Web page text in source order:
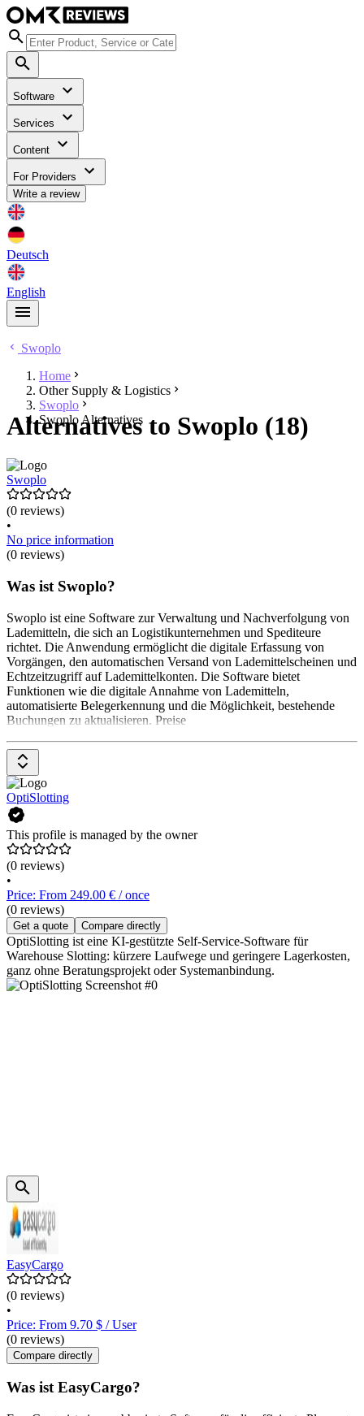
Software
Services
Content
For Providers
Write a review
Deutsch
English
Swoplo
Home
Other Supply & Logistics
Swoplo
Swoplo Alternatives
Alternatives to Swoplo (18)
Swoplo
(0 reviews)
•
No price information
(0 reviews)
Was ist Swoplo?
Swoplo ist eine Software zur Verwaltung und Nachverfolgung von
Lademitteln, die sich an Logistikunternehmen und Spediteure
richtet. Die Anwendung ermöglicht die digitale Erfassung von
Vorgängen, den automatischen Versand von Lademittelscheinen und
Echtzeitzugriff auf Lademittelkonten. Die Software bietet
Funktionen wie die digitale Annahme von Lademitteln,
automatisierte Belegerkennung und die Möglichkeit, bestehende
Buchungen zu aktualisieren. Preise
OptiSlotting
This profile is managed by the owner
(0 reviews)
•
Price: From 249.00 € / once
(0 reviews)
Get a quote Compare directly
OptiSlotting ist eine KI-gestützte Self-Service-Software für
Warehouse Slotting: kürzere Laufwege und geringere Lagerkosten,
ganz ohne Beratungsprojekt oder Systemanbindung.
EasyCargo
(0 reviews)
•
Price: From 9.70 $ / User
(0 reviews)
Compare directly
Was ist EasyCargo?